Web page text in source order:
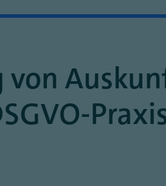
von